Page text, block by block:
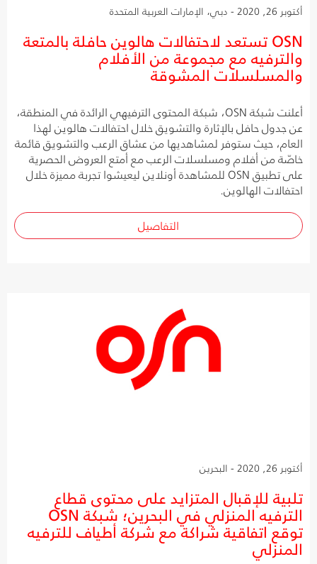
أكتوبر 26, 2020 - دبي، الإمارات العربية المتحدة
OSN تستعد لاحتفالات هالوين حافلة بالمتعة
والترفيه مع مجموعة من الأفلام
والمسلسلات المشوقة
أعلنت شبكة OSN، شبكة المحتوى الترفيهي الرائدة في المنطقة،
عن جدول حافل بالإثارة والتشويق خلال احتفالات هالوين لهذا
العام، حيث ستوفر لمشاهديها من عشاق الرعب والتشويق قائمة
خاصّة من أفلام ومسلسلات الرعب مع أمتع العروض الحصرية
على تطبيق OSN للمشاهدة أونلاين ليعيشوا تجربة مميزة خلال
احتفالات الهالوين.
التفاصيل
أكتوبر 26, 2020 - البحرين
تلبية للإقبال المتزايد على محتوى قطاع
الترفيه المنزلي في البحرين؛ شبكة OSN
توقع اتفاقية شراكة مع شركة أطياف للترفيه
المنزلي